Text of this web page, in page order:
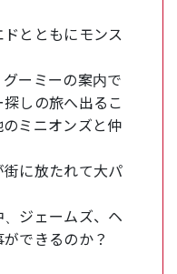
とともにモンス
ーミーの案内で
しの旅へ出るこ
ミニオンズと仲
に放たれて大パ
ジェームズ、ヘ
できるのか？